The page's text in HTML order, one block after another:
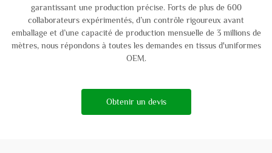
garantissant une production précise. Forts de plus de 600
collaborateurs expérimentés, d’un contrôle rigoureux avant
emballage et d’une capacité de production mensuelle de 3 millions de
mètres, nous répondons à toutes les demandes en tissus d'uniformes
OEM.
Obtenir un devis